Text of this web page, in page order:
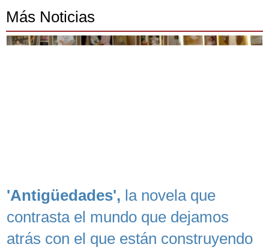
Más Noticias
'Antigüedades', la novela que
contrasta el mundo que dejamos
atrás con el que están construyendo